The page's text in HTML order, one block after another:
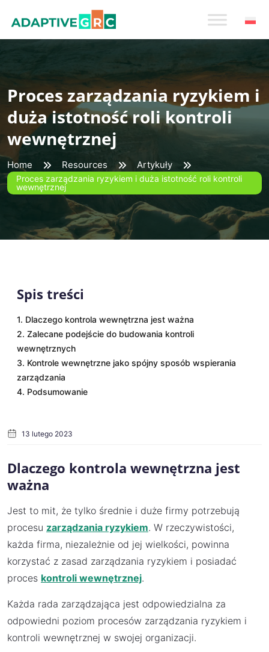
Proces zarządzania ryzykiem i
duża istotność roli kontroli
wewnętrznej
Home Resources Artykuły
Proces zarządzania ryzykiem i duża istotność roli kontroli
wewnętrznej
Spis treści
1. Dlaczego kontrola wewnętrzna jest ważna
2. Zalecane podejście do budowania kontroli
wewnętrznych
3. Kontrole wewnętrzne jako spójny sposób wspierania
zarządzania
4. Podsumowanie
13 lutego 2023
Dlaczego kontrola wewnętrzna jest
ważna
Jest to mit, że tylko średnie i duże firmy potrzebują
procesu zarządzania ryzykiem. W rzeczywistości,
każda firma, niezależnie od jej wielkości, powinna
korzystać z zasad zarządzania ryzykiem i posiadać
proces kontroli wewnętrznej.
Każda rada zarządzająca jest odpowiedzialna za
odpowiedni poziom procesów zarządzania ryzykiem i
kontroli wewnętrznej w swojej organizacji.